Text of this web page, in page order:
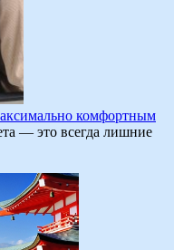
комфортным
— это всегда лишние